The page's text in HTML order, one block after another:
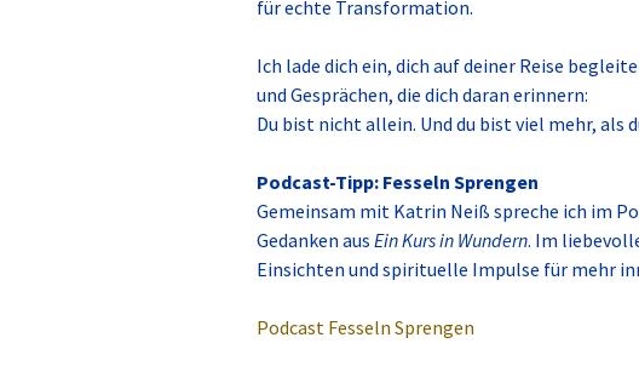
für echte Transformation.
Ich lade dich ein, dich auf deiner Reise
und Gesprächen, die dich daran erinnern:
Du bist nicht allein. Und du bist viel mehr, als
Podcast-Tipp: Fesseln Sprengen
Gemeinsam mit Katrin Neiß spreche ich im
Gedanken aus Ein Kurs in Wundern. Im
Einsichten und spirituelle Impulse für mehr
Podcast Fesseln Sprengen